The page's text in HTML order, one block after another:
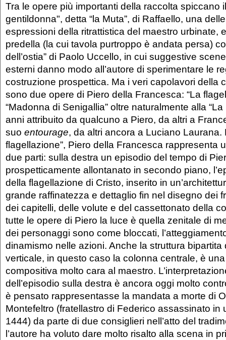
Tra le opere più importanti della raccolta spiccano
gentildonna", detta “la Muta”, di Raffaello, una
espressioni della ritrattistica del maestro urbinate,
predella (la cui tavola purtroppo è andata persa)
dell’ostia” di Paolo Uccello, in cui suggestive
esterni danno modo all’autore di sperimentare le
costruzione prospettica. Ma i veri capolavori della
sono due opere di Piero della Francesca: “La
“Madonna di Senigallia” oltre naturalmente alla
anni attribuito da qualcuno a Piero, da altri a
suo entourage, da altri ancora a Luciano Laurana.
flagellazione”, Piero della Francesca rappresenta
due parti: sulla destra un episodio del tempo di
prospetticamente allontanato in secondo piano,
della flagellazione di Cristo, inserito in
grande raffinatezza e dettaglio fin nel disegno dei
dei capitelli, delle volute e del cassettonato della
tutte le opere di Piero la luce è quella zenitale di
dei personaggi sono come bloccati,
dinamismo nelle azioni. Anche la struttura bipartita
verticale, in questo caso la colonna centrale, è
compositiva molto cara al maestro.
dell’episodio sulla destra è ancora oggi molto
è pensato rappresentasse la mandata a morte di
Montefeltro (fratellastro di Federico assassinato in
1444) da parte di due consiglieri nell’atto del
l’autore ha voluto dare molto risalto alla scena in